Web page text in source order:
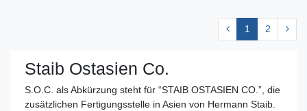
1 2
Staib Ostasien Co.
S.O.C. als Abkürzung steht für “STAIB OSTASIEN CO.”, die
zusätzlichen Fertigungsstelle in Asien von Hermann Staib.